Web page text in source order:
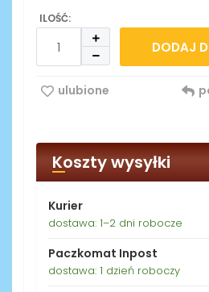
ILOŚĆ:
DODAJ
ulubione
Koszty wysyłki
Kurier
dostawa: 1–2 dni robocze
Paczkomat Inpost
dostawa: 1 dzień roboczy